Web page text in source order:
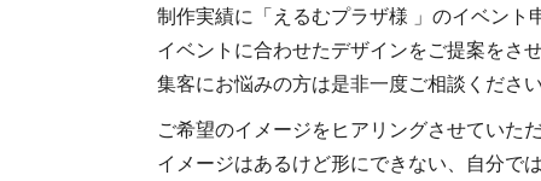
制作実績に「えるむプラザ様 」のイベン
イベントに合わせたデザインをご提案をさ
集客にお悩みの方は是非一度ご相談くださ
ご希望のイメージをヒアリングさせていた
イメージはあるけど形にできない、自分で